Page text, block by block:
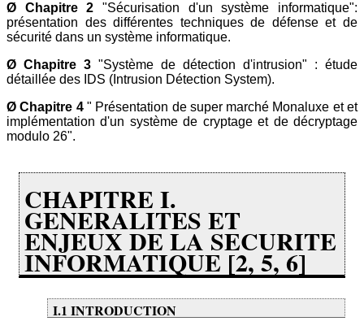
Ø Chapitre 2 "Sécurisation d'un système informatique":
présentation des différentes techniques de défense et de
sécurité dans un système informatique.
Ø Chapitre 3 "Système de détection d'intrusion" : étude
détaillée des IDS (Intrusion Détection System).
Ø Chapitre 4" Présentation de super marché Monaluxe et et
implémentation d'un système de cryptage et de décryptage
modulo 26".
CHAPITRE I.
GENERALITES ET
ENJEUX DE LA SECURITE
INFORMATIQUE [2, 5, 6]
I.1 INTRODUCTION